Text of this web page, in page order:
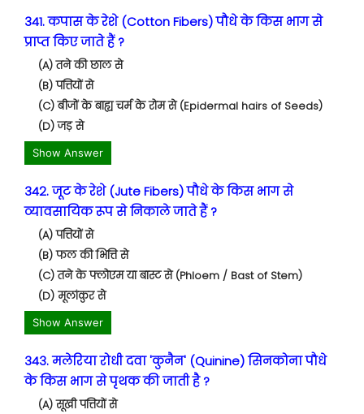
341. कपास के रेशे (Cotton Fibers) पौधे के किस भाग से
प्राप्त किए जाते हैं ?
(A) तने की छाल से
(B) पत्तियों से
(C) बीजों के बाह्य चर्म के रोम से (Epidermal hairs of Seeds)
(D) जड़ से
Show Answer
342. जूट के रेशे (Jute Fibers) पौधे के किस भाग से
व्यावसायिक रूप से निकाले जाते हैं ?
(A) पत्तियों से
(B) फल की भित्ति से
(C) तने के फ्लोएम या बास्ट से (Phloem / Bast of Stem)
(D) मूलांकुर से
Show Answer
343. मलेरिया रोधी दवा 'कुनैन' (Quinine) सिनकोना पौधे
के किस भाग से पृथक की जाती है ?
(A) सूखी पत्तियों से